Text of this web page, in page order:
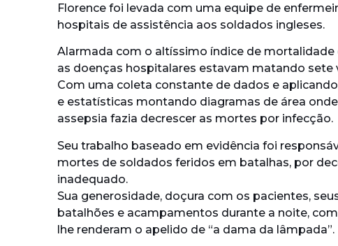
Florence foi levada com uma equipe de
hospitais de assistência aos soldados ingleses.
Alarmada com o altíssimo índice de
as doenças hospitalares estavam matando
Com uma coleta constante de dados e
e estatísticas montando diagramas de área
assepsia fazia decrescer as mortes por infecção.
Seu trabalho baseado em evidência foi
mortes de soldados feridos em batalhas, por
inadequado.
Sua generosidade, doçura com os pacientes,
batalhões e acampamentos durante a noite,
lhe renderam o apelido de “a dama da lâmpada”.